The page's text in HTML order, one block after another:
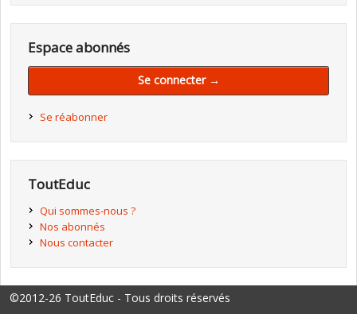
Espace abonnés
Se connecter →
Se réabonner
ToutEduc
Qui sommes-nous ?
Nos abonnés
Nous contacter
©2012-26 ToutEduc - Tous droits réservés